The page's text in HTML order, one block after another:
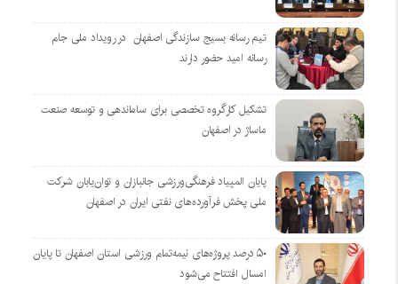
تیم رسانه بسیج سازندگی اصفهان در رویداد ملی جام
رسانه امید حضور دارند
تشکیل کارگروه تخصصی برای ساماندهی و توسعه صنعت
ماساژ در اصفهان
پایان المپیاد فرهنگی‌ورزشی جانبازان و توان‌یابان شرکت
ملی پخش فرآورده‌های نفتی ایران در اصفهان
۵۰ درصد پروژه‌های نیمه‌تمام ورزشی استان اصفهان تا پایان
امسال افتتاح می‌شود